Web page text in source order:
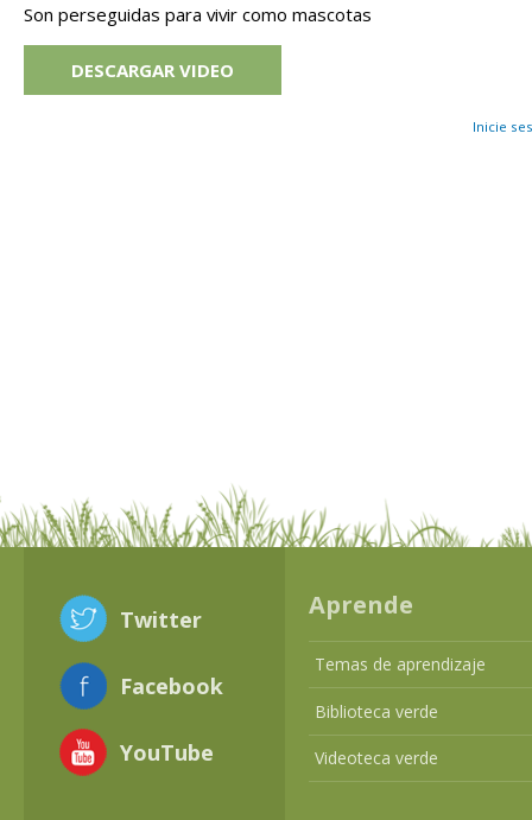
Son perseguidas para vivir como mascotas
DESCARGAR VIDEO
Inicie
Twitter
Facebook
YouTube
Aprende
Temas de aprendizaje
Biblioteca verde
Videoteca verde